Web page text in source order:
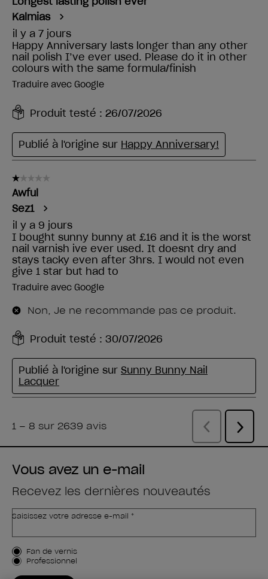
Vous avez un e-mail
Recevez les dernières nouveautés
Saisissez votre adresse e-mail *
Type de client
Fan de vernis
Professionnel